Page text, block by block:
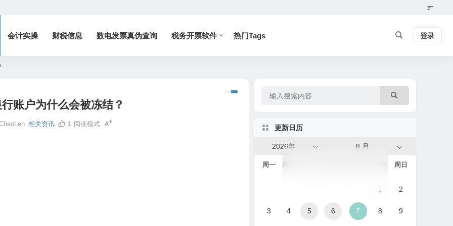
会计实操 财税信息 数电发票真伪查询 税务开票软件 热门Tags 登录
账户为什么会被冻结？
相关资讯 1 阅读模式 更新日历
8 月
2026年
周一 周二 周六 周日
1 2
3 4 5 6 7 8 9